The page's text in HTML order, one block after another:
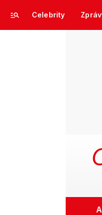
Celebrity
A